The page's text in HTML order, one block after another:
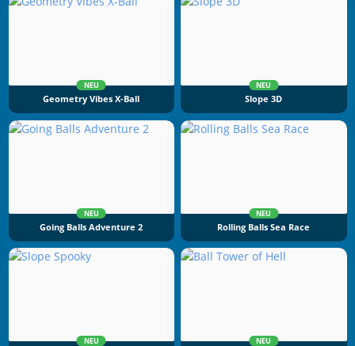
NEU
Geometry Vibes X-Ball
NEU
Slope 3D
NEU
Going Balls Adventure 2
NEU
Rolling Balls Sea Race
NEU NEU